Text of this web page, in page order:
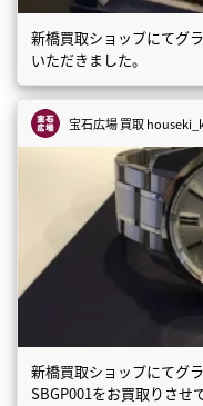
新橋買取ショップにてグ
いただきました。
宝石広場 買取
新橋買取ショップにてグ
SBGP001をお買取りさせ